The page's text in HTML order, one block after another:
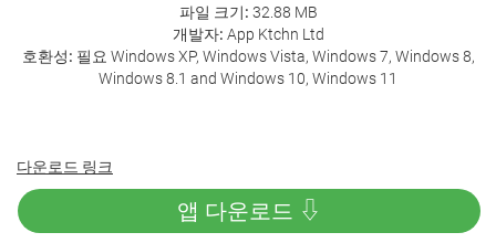
파일 크기: 32.88 MB
개발자: App Ktchn Ltd
호환성: 필요 Windows XP, Windows Vista, Windows 7, Windows 8,
Windows 8.1 and Windows 10, Windows 11
다운로드 링크
앱 다운로드 ⇩